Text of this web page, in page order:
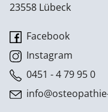
23558 Lübeck
Facebook
Instagram
0451 - 4 79 95 0